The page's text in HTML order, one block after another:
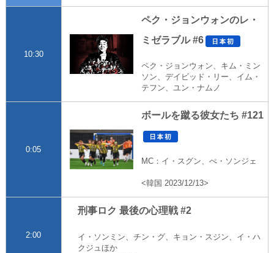
10:30
ペク・ジョンウォンのレ・
ミゼラブル #6
ペク・ジョンウォン、キム・ミン
ソン、デイビッド・リー、イム・
テフン、ユン・ナムノ
0:05
ボールを蹴る彼女たち #121
MC：イ・スグン、ぺ・ソンジェ
<韓国 2023/12/13>
2:00
刑事ロク 最後の心理戦 #2
イ・ソンミン、チン・グ、キョン・スジン、イ・ハ
クジュほか